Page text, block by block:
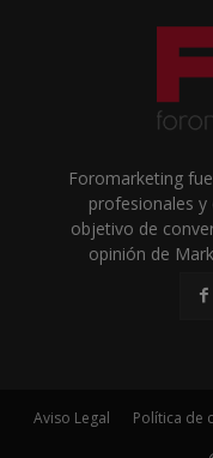
Foromarketing
profesionales
objetivo de
opinión de
Aviso Legal Política de